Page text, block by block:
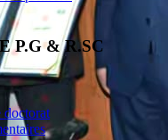
P.G & R.SC
doctorat